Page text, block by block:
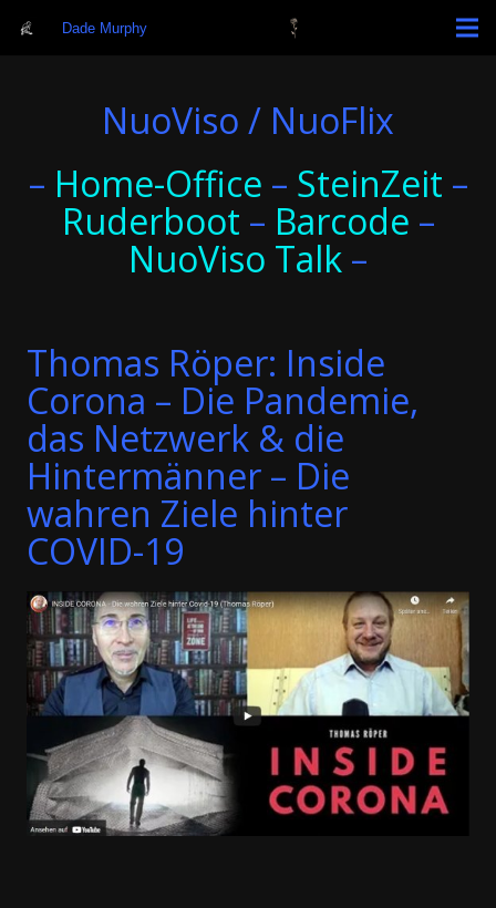
Dade Murphy
NuoViso / NuoFlix
– Home-Office – SteinZeit –
Ruderboot – Barcode –
NuoViso Talk –
Thomas Röper: Inside
Corona – Die Pandemie,
das Netzwerk & die
Hintermänner – Die
wahren Ziele hinter
COVID-19